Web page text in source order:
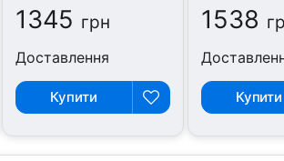
1345 грн
Доставлення
Купити
1538
Купити